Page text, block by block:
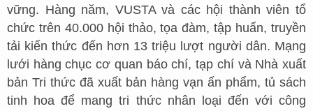
vững. Hàng năm, VUSTA và các hội thành viên tổ
chức trên 40.000 hội thảo, tọa đàm, tập huấn, truyền
tải kiến thức đến hơn 13 triệu lượt người dân. Mạng
lưới hàng chục cơ quan báo chí, tạp chí và Nhà xuất
bản Tri thức đã xuất bản hàng vạn ấn phẩm, tủ sách
tinh hoa để mang tri thức nhân loại đến với công